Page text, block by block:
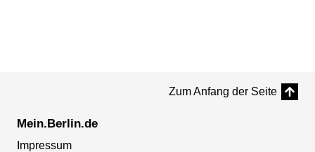
Zum Anfang der Seite
Mein.Berlin.de
Impressum